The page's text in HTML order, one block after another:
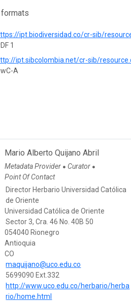
ipt.biodiversidad.co/cr-sib/
1
ipt.sibcolombia.net/cr-sib/
A
Mario Alberto Quijano Abril
Metadata Provider ● Curator ●
Point Of Contact
Director Herbario Universidad Católica
de Oriente
Universidad Católica de Oriente
Sector 3, Cra. 46 No. 40B 50
054040 Rionegro
Antioquia
CO
maquijano@uco.edu.co
5699090 Ext.332
http://www.uco.edu.co/herbario/herba
rio/home.html